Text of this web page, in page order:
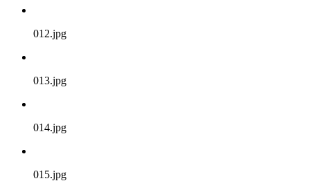
012.jpg
013.jpg
014.jpg
015.jpg